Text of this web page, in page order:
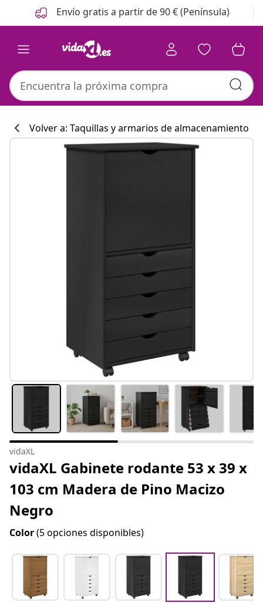
Anterior
Siguiente Envío gratis a partir de 90 € (Península)
Volver a: Taquillas y armarios de almacenamiento
vidaXL
vidaXL Gabinete rodante 53 x 39 x
103 cm Madera de Pino Macizo
Negro
Color(5 opciones disponibles)